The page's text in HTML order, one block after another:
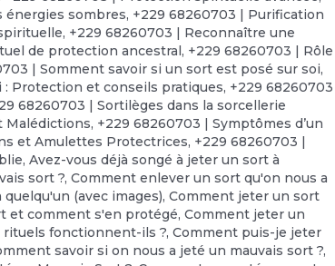
énergies sombres, +229 68260703 | Purification
, +229 68260703 | Reconnaître une
de protection ancestral, +229 68260703 | Rôle
| Somment savoir si un sort est posé sur soi,
Protection et conseils pratiques, +229 68260703
68260703 | Sortilèges dans la sorcellerie
Malédictions, +229 68260703 | Symptômes d’un
et Amulettes Protectrices, +229 68260703 |
,Avez-vous déjà songé à jeter un sort à
sort ?,Comment enlever un sort qu'on nous a
(avec images),Comment jeter un sort
et comment s'en protégé,Comment jeter un
rituels fonctionnent-ils ?,Comment puis-je jeter
savoir si on nous a jeté un mauvais sort ?,